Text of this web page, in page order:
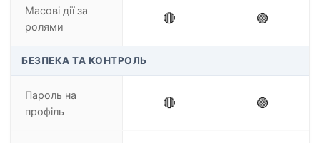
Масові дії за
ролями
🔴 🟢
БЕЗПЕКА ТА КОНТРОЛЬ
Пароль на
профіль
🔴 🟢